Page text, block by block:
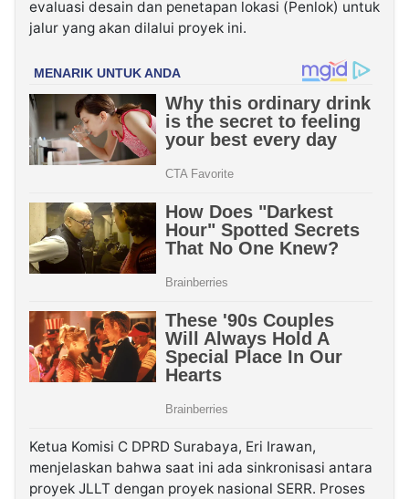
evaluasi desain dan penetapan lokasi (Penlok) untuk
jalur yang akan dilalui proyek ini.
Ketua Komisi C DPRD Surabaya, Eri Irawan,
menjelaskan bahwa saat ini ada sinkronisasi antara
proyek JLLT dengan proyek nasional SERR. Proses